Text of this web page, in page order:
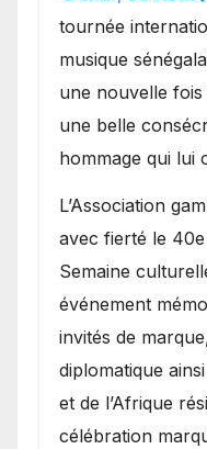
présence
royale.
tournée
musique
une nouvelle
une belle
hommage qui lui
​L’Association
avec fierté le
Semaine
événement
invités de
diplomatique
et de l’Afrique
célébration